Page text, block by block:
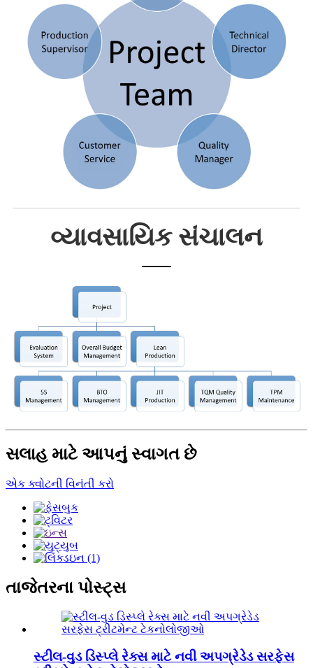
વ્યાવસાયિક સંચાલન
સલાહ માટે આપનું સ્વાગત છે
એક ક્વોટની વિનંતી કરો
તાજેતરના પોસ્ટ્સ
સ્ટીલ-વુડ ડિસ્પ્લે રેક્સ માટે નવી અપગ્રેડેડ સરફેસ